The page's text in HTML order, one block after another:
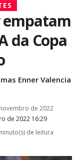
empatam
da Copa
Enner Valencia
de 2022 16:29
de 2022
de leitura